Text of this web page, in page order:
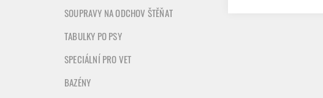
SOUPRAVY NA ODCHOV ŠTĚŇAT
TABULKY PO PSY
SPECIÁLNÍ PRO VET
BAZÉNY